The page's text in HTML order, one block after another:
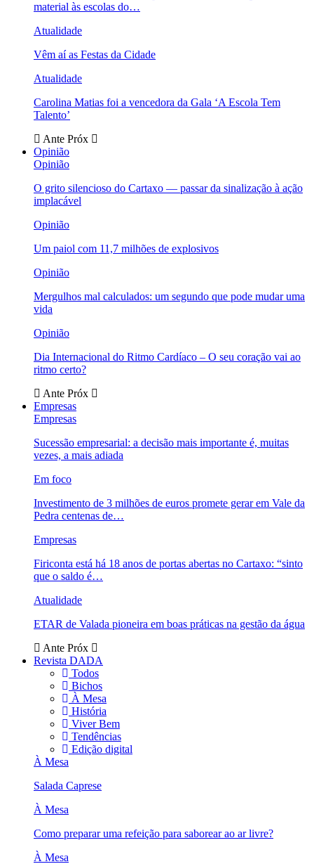
material às escolas do…
Atualidade
Vêm aí as Festas da Cidade
Atualidade
Carolina Matias foi a vencedora da Gala ‘A Escola Tem
Talento’
Ante Próx
Opinião
Opinião
O grito silencioso do Cartaxo — passar da sinalização à ação
implacável
Opinião
Um paiol com 11,7 milhões de explosivos
Opinião
Mergulhos mal calculados: um segundo que pode mudar uma
vida
Opinião
Dia Internacional do Ritmo Cardíaco – O seu coração vai ao
ritmo certo?
Ante Próx
Empresas
Empresas
Sucessão empresarial: a decisão mais importante é, muitas
vezes, a mais adiada
Em foco
Investimento de 3 milhões de euros promete gerar em Vale da
Pedra centenas de…
Empresas
Firiconta está há 18 anos de portas abertas no Cartaxo: “sinto
que o saldo é…
Atualidade
ETAR de Valada pioneira em boas práticas na gestão da água
Ante Próx
Revista DADA
Todos
Bichos
À Mesa
História
Viver Bem
Tendências
Edição digital
À Mesa
Salada Caprese
À Mesa
Como preparar uma refeição para saborear ao ar livre?
À Mesa